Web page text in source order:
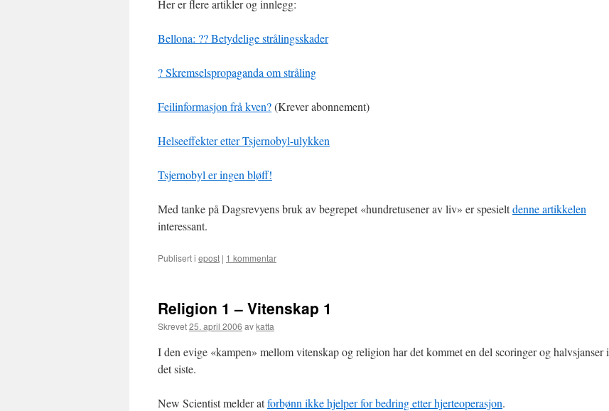
Her er flere artikler og innlegg:
Bellona: ?? Betydelige strålingsskader
? Skremselspropaganda om stråling
Feilinformasjon frå kven?(Krever abonnement)
Helseeffekter etter Tsjernobyl-ulykken
Tsjernobyl er ingen bløff!
Med tanke på Dagsrevyens bruk av begrepet «hundretusener av liv» er spesieltdenne artikkelen
interessant.
Publisert i epost | 1 kommentar
Religion 1 – Vitenskap 1
Skrevet25. april 2006 avkatta
I den evige «kampen» mellom vitenskap og religion har det kommet en del scoringer og halvsjanser i
det siste.
New Scientist melder atforbønn ikke hjelper for bedring etter hjerteoperasjon.